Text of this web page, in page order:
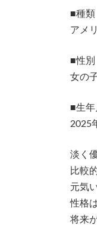
■種類
アメ
■性別
女の
■生年
2025
淡く
比較
元気
性格
将来